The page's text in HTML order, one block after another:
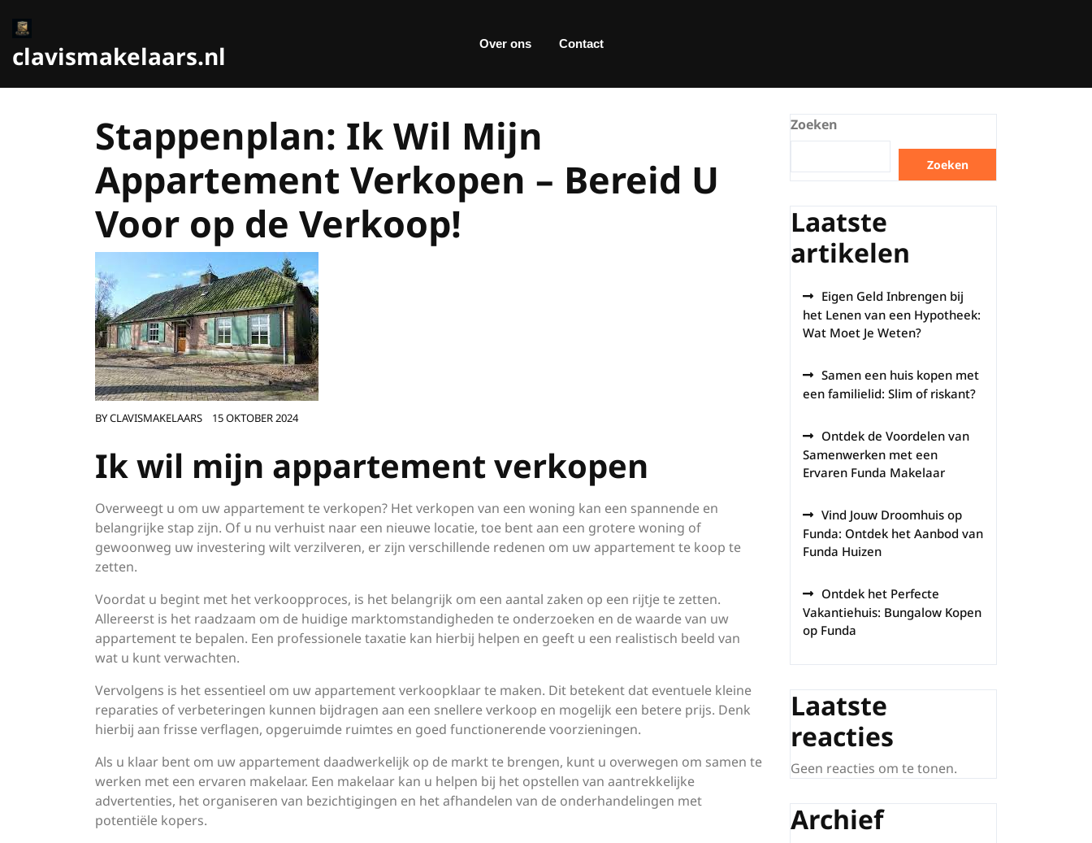
naar
inhoud
clavismakelaars.nl Over ons Contact
Stappenplan: Ik Wil Mijn
Appartement Verkopen – Bereid U
Voor op de Verkoop!
BYCLAVISMAKELAARS 15 OKTOBER 2024
Ik wil mijn appartement verkopen
Overweegt u om uw appartement te verkopen? Het verkopen van een woning kan een spannende en
belangrijke stap zijn. Of u nu verhuist naar een nieuwe locatie, toe bent aan een grotere woning of
gewoonweg uw investering wilt verzilveren, er zijn verschillende redenen om uw appartement te koop te
zetten.
Voordat u begint met het verkoopproces, is het belangrijk om een aantal zaken op een rijtje te zetten.
Allereerst is het raadzaam om de huidige marktomstandigheden te onderzoeken en de waarde van uw
appartement te bepalen. Een professionele taxatie kan hierbij helpen en geeft u een realistisch beeld van
wat u kunt verwachten.
Vervolgens is het essentieel om uw appartement verkoopklaar te maken. Dit betekent dat eventuele kleine
reparaties of verbeteringen kunnen bijdragen aan een snellere verkoop en mogelijk een betere prijs. Denk
hierbij aan frisse verflagen, opgeruimde ruimtes en goed functionerende voorzieningen.
Als u klaar bent om uw appartement daadwerkelijk op de markt te brengen, kunt u overwegen om samen te
werken met een ervaren makelaar. Een makelaar kan u helpen bij het opstellen van aantrekkelijke
advertenties, het organiseren van bezichtigingen en het afhandelen van de onderhandelingen met
potentiële kopers.
Zoeken
Zoeken
Laatste
artikelen
Eigen Geld Inbrengen bij
het Lenen van een Hypotheek:
Wat Moet Je Weten?
Samen een huis kopen met
een familielid: Slim of riskant?
Ontdek de Voordelen van
Samenwerken met een
Ervaren Funda Makelaar
Vind Jouw Droomhuis op
Funda: Ontdek het Aanbod van
Funda Huizen
Ontdek het Perfecte
Vakantiehuis: Bungalow Kopen
op Funda
Laatste
reacties
Geen reacties om te tonen.
Archief